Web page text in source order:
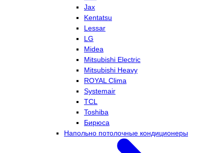
Jax
Kentatsu
Lessar
LG
Midea
Mitsubishi Electric
Mitsubishi Heavy
ROYAL Clima
Systemair
TCL
Toshiba
Бирюса
Напольно потолочные кондиционеры